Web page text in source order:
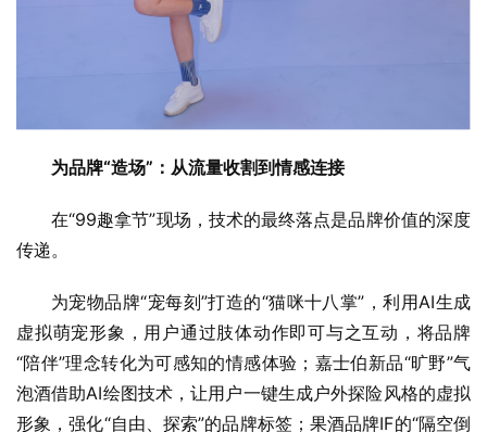
为品牌“造场”：从流量收割到情感连接
在“99趣拿节”现场，技术的最终落点是品牌价值的深度
传递。
为宠物品牌“宠每刻”打造的“猫咪十八掌”，利用AI生成
虚拟萌宠形象，用户通过肢体动作即可与之互动，将品牌
“陪伴”理念转化为可感知的情感体验；嘉士伯新品“旷野”气
泡酒借助AI绘图技术，让用户一键生成户外探险风格的虚拟
形象，强化“自由、探索”的品牌标签；果酒品牌IF的“隔空倒